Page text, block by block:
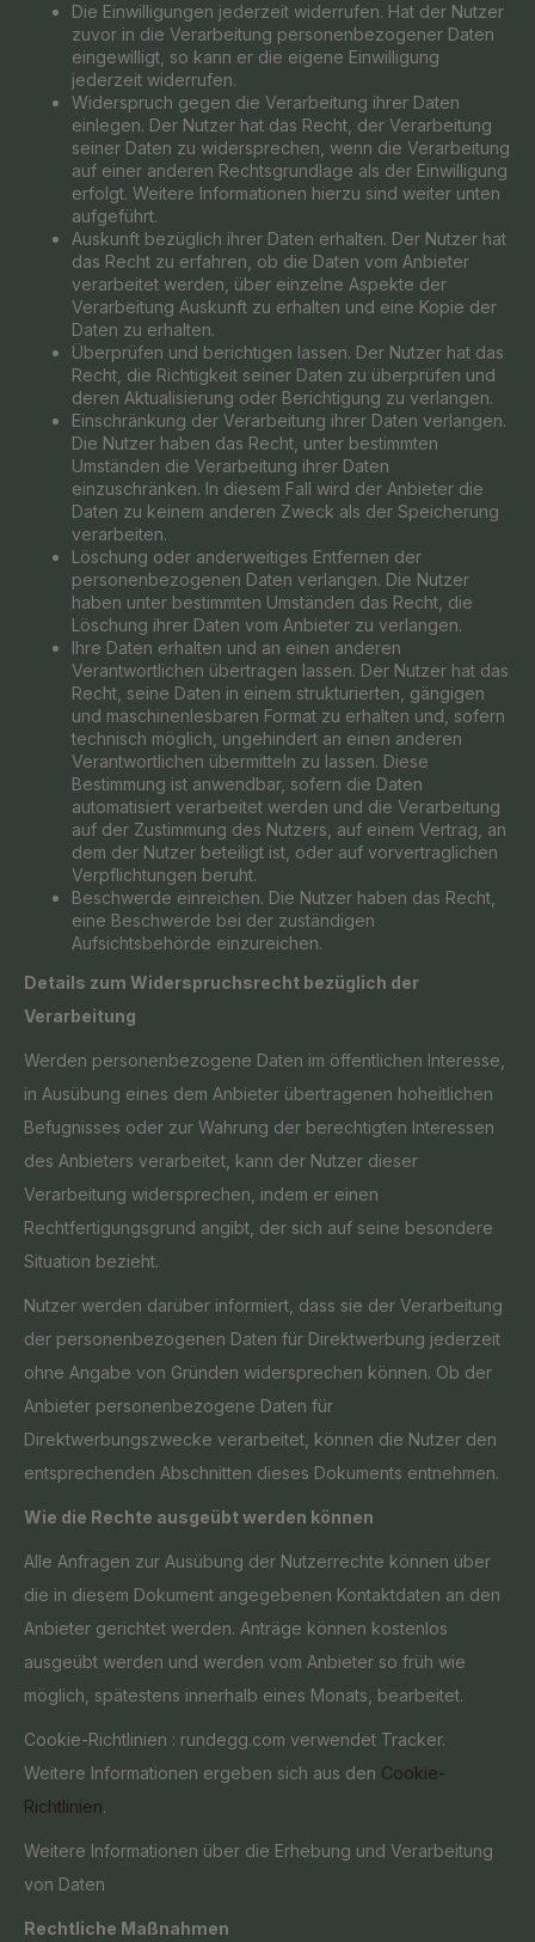
Die Einwilligungen jederzeit widerrufen. Hat der Nutzer
zuvor in die Verarbeitung personenbezogener Daten
eingewilligt, so kann er die eigene Einwilligung
jederzeit widerrufen.
Widerspruch gegen die Verarbeitung ihrer Daten
einlegen. Der Nutzer hat das Recht, der Verarbeitung
seiner Daten zu widersprechen, wenn die Verarbeitung
auf einer anderen Rechtsgrundlage als der Einwilligung
erfolgt. Weitere Informationen hierzu sind weiter unten
aufgeführt.
Auskunft bezüglich ihrer Daten erhalten. Der Nutzer hat
das Recht zu erfahren, ob die Daten vom Anbieter
verarbeitet werden, über einzelne Aspekte der
Verarbeitung Auskunft zu erhalten und eine Kopie der
Daten zu erhalten.
Überprüfen und berichtigen lassen. Der Nutzer hat das
Recht, die Richtigkeit seiner Daten zu überprüfen und
deren Aktualisierung oder Berichtigung zu verlangen.
Einschränkung der Verarbeitung ihrer Daten verlangen.
Die Nutzer haben das Recht, unter bestimmten
Umständen die Verarbeitung ihrer Daten
einzuschränken. In diesem Fall wird der Anbieter die
Daten zu keinem anderen Zweck als der Speicherung
verarbeiten.
Löschung oder anderweitiges Entfernen der
personenbezogenen Daten verlangen. Die Nutzer
haben unter bestimmten Umständen das Recht, die
Löschung ihrer Daten vom Anbieter zu verlangen.
Ihre Daten erhalten und an einen anderen
Verantwortlichen übertragen lassen. Der Nutzer hat das
Recht, seine Daten in einem strukturierten, gängigen
und maschinenlesbaren Format zu erhalten und, sofern
technisch möglich, ungehindert an einen anderen
Verantwortlichen übermitteln zu lassen. Diese
Bestimmung ist anwendbar, sofern die Daten
automatisiert verarbeitet werden und die Verarbeitung
auf der Zustimmung des Nutzers, auf einem Vertrag, an
dem der Nutzer beteiligt ist, oder auf vorvertraglichen
Verpflichtungen beruht.
Beschwerde einreichen. Die Nutzer haben das Recht,
eine Beschwerde bei der zuständigen
Aufsichtsbehörde einzureichen.
Details zum Widerspruchsrecht bezüglich der
Verarbeitung
Werden personenbezogene Daten im öffentlichen Interesse,
in Ausübung eines dem Anbieter übertragenen hoheitlichen
Befugnisses oder zur Wahrung der berechtigten Interessen
des Anbieters verarbeitet, kann der Nutzer dieser
Verarbeitung widersprechen, indem er einen
Rechtfertigungsgrund angibt, der sich auf seine besondere
Situation bezieht.
Nutzer werden darüber informiert, dass sie der Verarbeitung
der personenbezogenen Daten für Direktwerbung jederzeit
ohne Angabe von Gründen widersprechen können. Ob der
Anbieter personenbezogene Daten für
Direktwerbungszwecke verarbeitet, können die Nutzer den
entsprechenden Abschnitten dieses Dokuments entnehmen.
Wie die Rechte ausgeübt werden können
Alle Anfragen zur Ausübung der Nutzerrechte können über
die in diesem Dokument angegebenen Kontaktdaten an den
Anbieter gerichtet werden. Anträge können kostenlos
ausgeübt werden und werden vom Anbieter so früh wie
möglich, spätestens innerhalb eines Monats, bearbeitet.
Cookie-Richtlinien : rundegg.com verwendet Tracker.
Weitere Informationen ergeben sich aus den Cookie-
Richtlinien.
Weitere Informationen über die Erhebung und Verarbeitung
von Daten
Rechtliche Maßnahmen